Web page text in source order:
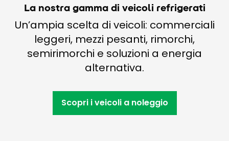
La nostra gamma di veicoli refrigerati
Un’ampia scelta di veicoli: commerciali
leggeri, mezzi pesanti, rimorchi,
semirimorchi e soluzioni a energia
alternativa.
Scopri i veicoli a noleggio